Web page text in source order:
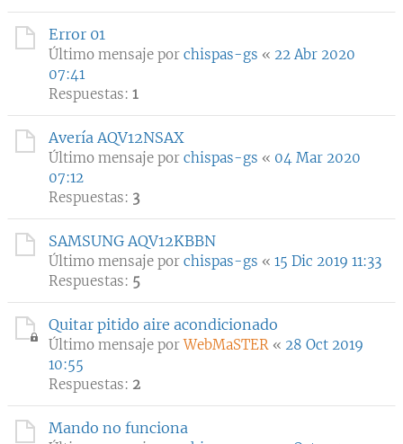
Error 01
Último mensaje por chispas-gs « 22 Abr 2020
07:41
Respuestas: 1
Avería AQV12NSAX
Último mensaje por chispas-gs « 04 Mar 2020
07:12
Respuestas: 3
SAMSUNG AQV12KBBN
Último mensaje por chispas-gs « 15 Dic 2019 11:33
Respuestas: 5
Quitar pitido aire acondicionado
Último mensaje porWebMaSTER « 28 Oct 2019
10:55
Respuestas: 2
Mando no funciona